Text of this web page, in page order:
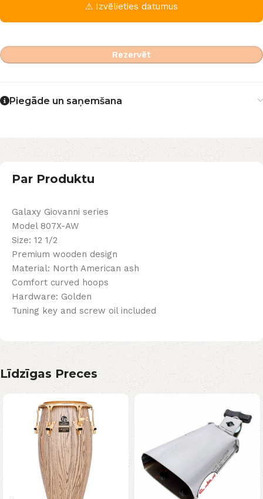
⚠ Izvēlieties datumus
Rezervēt
Piegāde un saņemšana
Par Produktu
Galaxy Giovanni series
Model 807X-AW
Size: 12 1/2
Premium wooden design
Material: North American ash
Comfort curved hoops
Hardware: Golden
Tuning key and screw oil included
Līdzīgas Preces